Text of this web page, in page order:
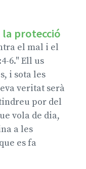
protecció
el mal i el
6." Ell us
i sota les
veritat serà
por del
vola de dia,
a les
es fa